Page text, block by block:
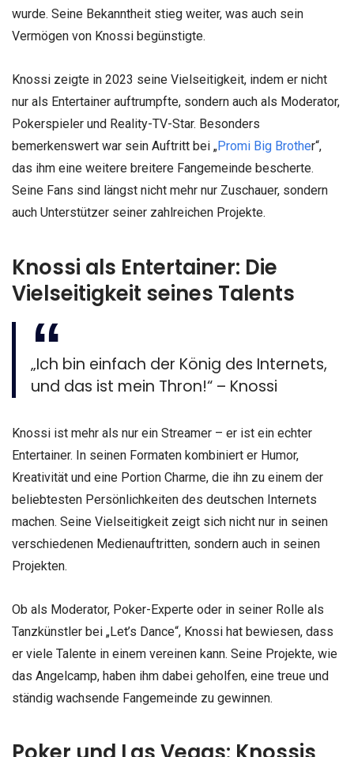
wurde. Seine Bekanntheit stieg weiter, was auch sein
Vermögen von Knossi begünstigte.
Knossi zeigte in 2023 seine Vielseitigkeit, indem er nicht
nur als Entertainer auftrumpfte, sondern auch als Moderator,
Pokerspieler und Reality-TV-Star. Besonders
bemerkenswert war sein Auftritt bei „Promi Big Brother“,
das ihm eine weitere breitere Fangemeinde bescherte.
Seine Fans sind längst nicht mehr nur Zuschauer, sondern
auch Unterstützer seiner zahlreichen Projekte.
Knossi als Entertainer: Die
Vielseitigkeit seines Talents
„Ich bin einfach der König des Internets,
und das ist mein Thron!“ – Knossi
Knossi ist mehr als nur ein Streamer – er ist ein echter
Entertainer. In seinen Formaten kombiniert er Humor,
Kreativität und eine Portion Charme, die ihn zu einem der
beliebtesten Persönlichkeiten des deutschen Internets
machen. Seine Vielseitigkeit zeigt sich nicht nur in seinen
verschiedenen Medienauftritten, sondern auch in seinen
Projekten.
Ob als Moderator, Poker-Experte oder in seiner Rolle als
Tanzkünstler bei „Let’s Dance“, Knossi hat bewiesen, dass
er viele Talente in einem vereinen kann. Seine Projekte, wie
das Angelcamp, haben ihm dabei geholfen, eine treue und
ständig wachsende Fangemeinde zu gewinnen.